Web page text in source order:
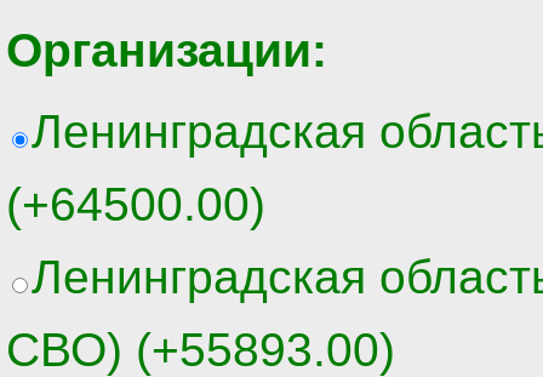
Организации:
Ленинградская
(+64500.00)
Ленинградская
СВО) (+55893.00)